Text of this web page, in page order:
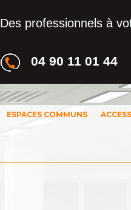
Des professionnels à
04 90 11 01 44
ESPACES COMMUNS